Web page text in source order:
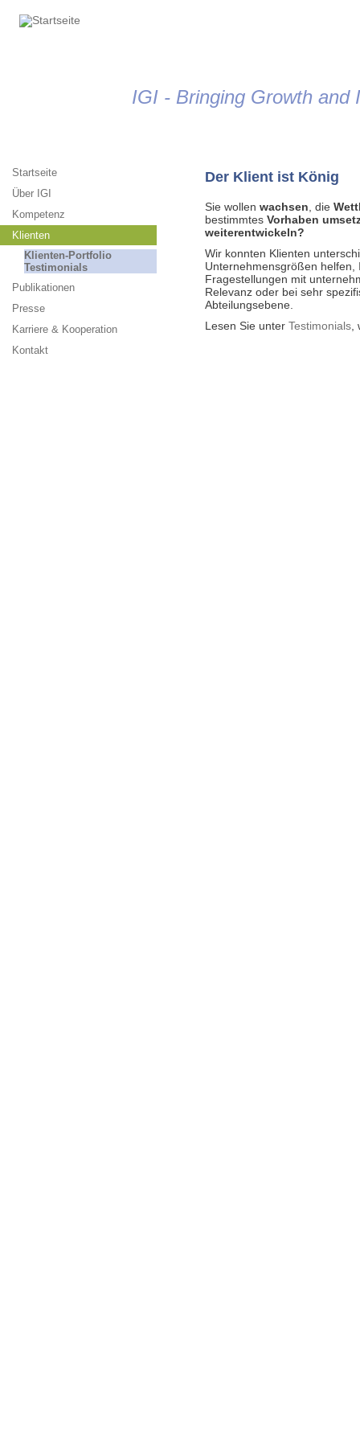
IGI - Bringing Growth and
Der Klient ist König
Sie wollen wachsen , die
bestimmtes Vorhaben
weiterentwickeln?
Wir konnten Klienten
Unternehmensgrößen
Fragestellungen mit
Relevanz oder bei sehr
Abteilungsebene.
Lesen Sie unter Testimonials
Startseite
Über IGI
Kompetenz
Klienten
Klienten-Portfolio
Testimonials
Publikationen
Presse
Karriere & Kooperation
Kontakt